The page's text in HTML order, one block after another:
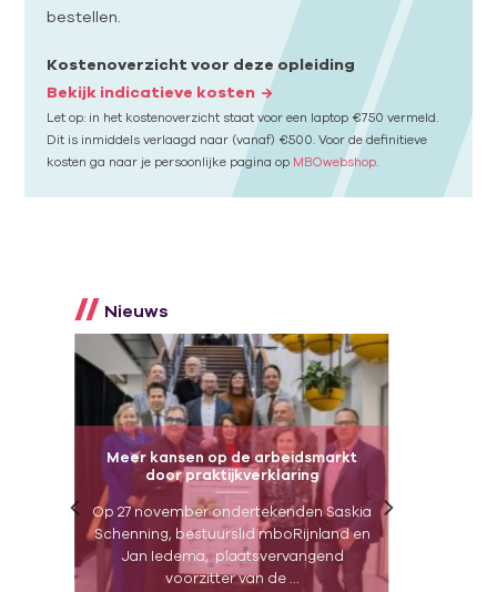
bestellen.
Kostenoverzicht voor deze opleiding
Bekijk indicatieve kosten
Let op: in het kostenoverzicht staat voor een laptop €750 vermeld.
Dit is inmiddels verlaagd naar (vanaf) €500. Voor de definitieve
kosten ga naar je persoonlijke pagina op MBOwebshop
Nieuws
Meer kansen op de arbeidsmarkt
door praktijkverklaring
Op 27 november ondertekenden Saskia
Schenning, bestuurslid mboRijnland en
Jan Iedema, plaatsvervangend
voorzitter van de ...